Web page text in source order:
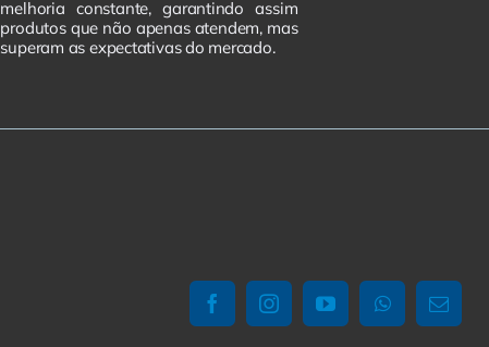
melhoria constante, garantindo assim
produtos que não apenas atendem, mas
superam as expectativas do mercado.